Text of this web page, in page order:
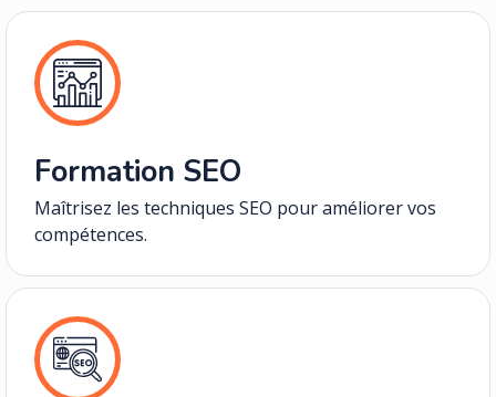
Formation SEO
Maîtrisez les techniques SEO pour améliorer vos
compétences.